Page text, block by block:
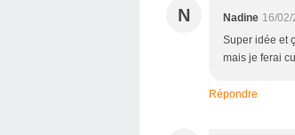
N Nadine 16/
Super idée et
mais je ferai
Répondre